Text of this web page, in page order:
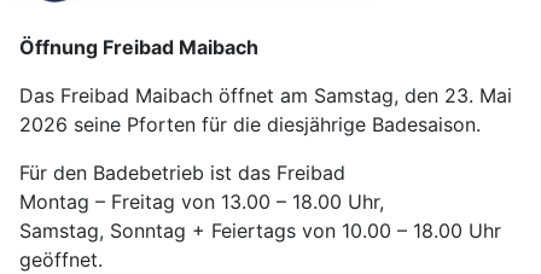
Öffnung Freibad Maibach
Das Freibad Maibach öffnet am Samstag, den 23. Mai
2026 seine Pforten für die diesjährige Badesaison.
Für den Badebetrieb ist das Freibad
Montag – Freitag von 13.00 – 18.00 Uhr,
Samstag, Sonntag + Feiertags von 10.00 – 18.00 Uhr
geöffnet.